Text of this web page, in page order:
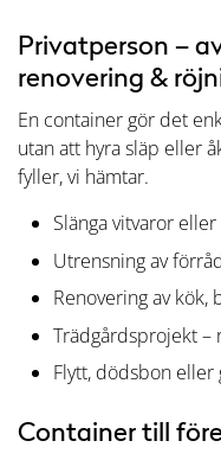
Privatperson –
renovering &
En container gör det
utan att hyra släp eller
fyller, vi hämtar.
Slänga vitvaror
Utrensning av
Renovering av
Trädgårdsprojekt –
Flytt, dödsbon eller
Container till